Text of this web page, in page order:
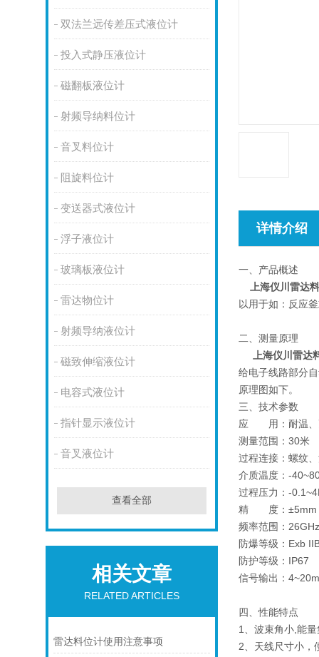
双法兰远传差压式液位计
投入式静压液位计
磁翻板液位计
射频导纳料位计
音叉料位计
阻旋料位计
变送器式液位计
浮子液位计
玻璃板液位计
雷达物位计
射频导纳液位计
磁致伸缩液位计
电容式液位计
指针显示液位计
音叉液位计
查看全部
相关文章
RELATED ARTICLES
雷达料位计使用注意事项
详情介绍
一、产品概述
上海仪川雷达
以用于如：反应
二、测量原理
上海仪川雷达
给电子线路部分
原理图如下。
三、技术参数
应 用：耐温、
测量范围：30米
过程连接：螺纹
介质温度：-
过程压力：-
精 度：±5mm
频率范围：26GHz
防爆等级：Exb
防护等级：IP67
信号输出：
四、性能特点
1、波束角小,能
2、天线尺寸小，